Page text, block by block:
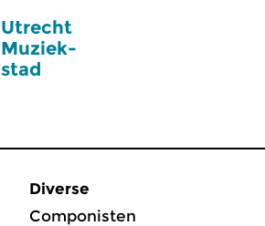
Utrecht
Muziek­
stad
Diverse
Componisten